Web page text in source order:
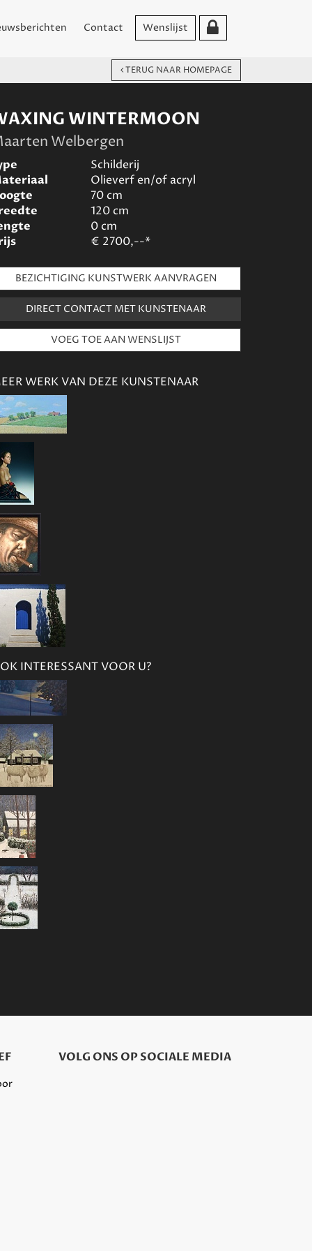
Contact Wenslijst
TERUG NAAR HOMEPAGE
WINTERMOON
Welbergen
Schilderij
Olieverf en/of acryl
70cm
120cm
0cm
€ 2700,--*
BEZICHTIGING KUNSTWERK AANVRAGEN
DIRECT CONTACT MET KUNSTENAAR
WERK VAN DEZE KUNSTENAAR
INTERESSANT VOOR U?
VOLG ONS OP SOCIALE MEDIA